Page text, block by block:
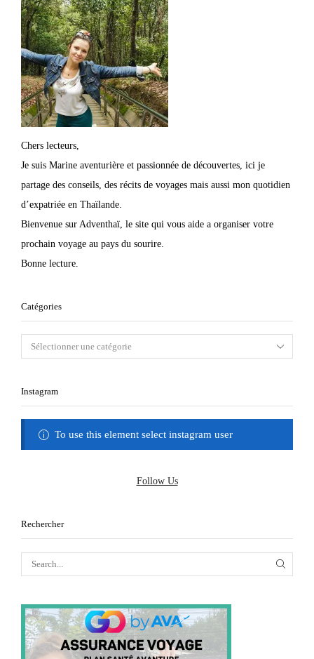
Chers lecteurs,
Je suis Marine aventurière et passionnée de découvertes, ici je
partage des conseils, des récits de voyages mais aussi mon quotidien
d’expatriée en Thaïlande.
Bienvenue sur Adventhaï, le site qui vous aide a organiser votre
prochain voyage au pays du sourire.
Bonne lecture.
Catégories
Instagram
To use this element select instagram user
Follow Us
Rechercher